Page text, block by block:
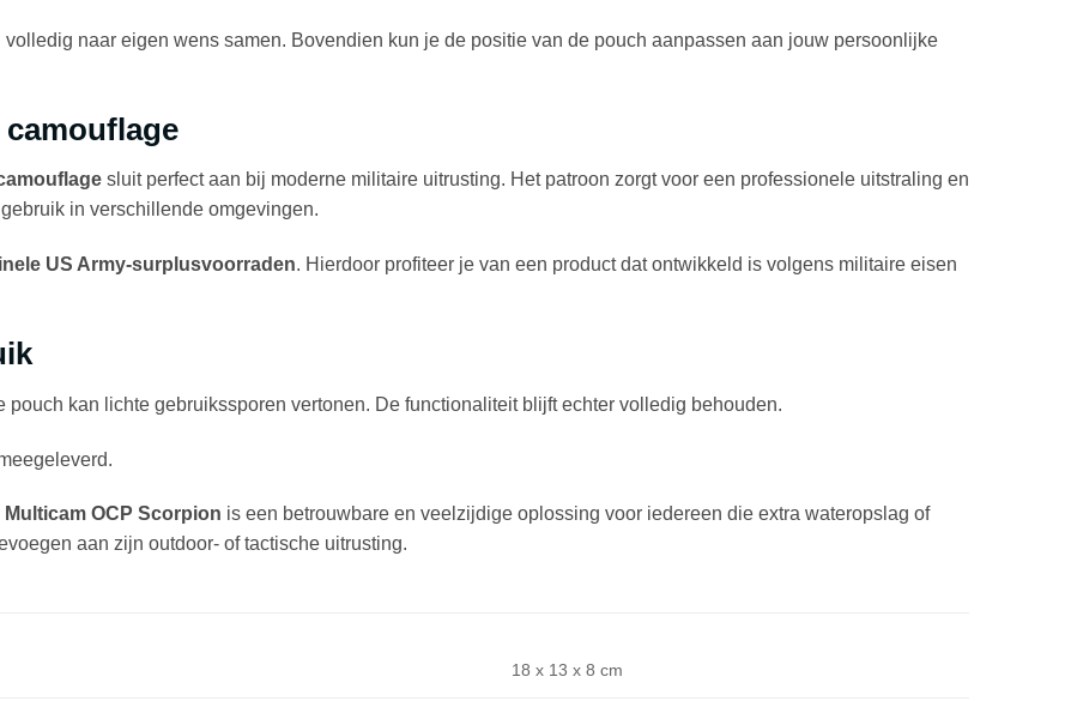
naar eigen wens samen. Bovendien kun je de positie van de pouch aanpassen aan jouw persoonlijke
sluit perfect aan bij moderne militaire uitrusting. Het patroon zorgt voor een professionele uitstraling en
in verschillende omgevingen.
US Army-surplusvoorraden. Hierdoor profiteer je van een product dat ontwikkeld is volgens militaire eisen
pouch kan lichte gebruikssporen vertonen. De functionaliteit blijft echter volledig behouden.
OCP Scorpion is een betrouwbare en veelzijdige oplossing voor iedereen die extra wateropslag of
aan zijn outdoor- of tactische uitrusting.
18 x 13 x 8 cm